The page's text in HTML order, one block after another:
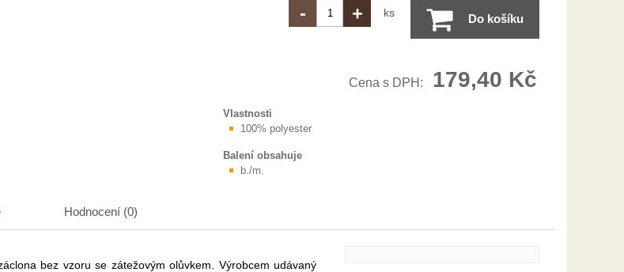
- + ks Do košíku
Cena s DPH: 179,40 Kč
Vlastnosti
100% polyester
Balení obsahuje
b./m.
Hodnocení (0)
bez vzoru se zátežovým olůvkem. Výrobcem udávaný